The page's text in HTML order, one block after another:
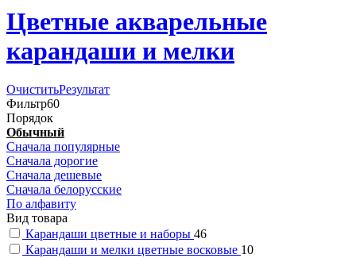
Цветные акварельные
карандаши и мелки
ОчиститьРезультат
Фильтр60
Порядок
Обычный
Сначала популярные
Сначала дорогие
Сначала дешевые
Сначала белорусские
По алфавиту
Вид товара
Карандаши цветные и наборы 46
Карандаши и мелки цветные восковые 10